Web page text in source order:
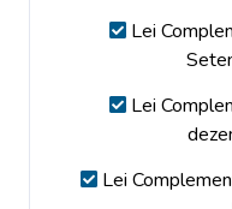
Lei
Lei
Lei